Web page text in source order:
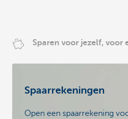
Sparen voor jezelf, voor
Spaarrekeningen
Open een spaarrekening